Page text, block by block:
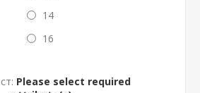
14
16
Please select required